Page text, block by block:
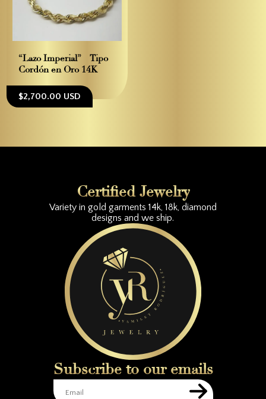
“Lazo Imperial” – Tipo
Cordón en Oro 14K
$2,700.00 USD
Certified Jewelry
Variety in gold garments 14k, 18k, diamond
designs and we ship.
Subscribe to our emails